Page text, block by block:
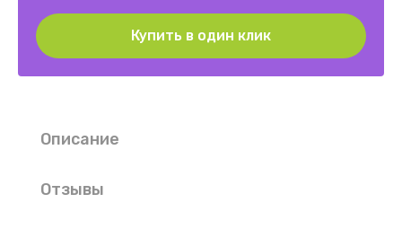
Купить в один клик
Описание
Отзывы